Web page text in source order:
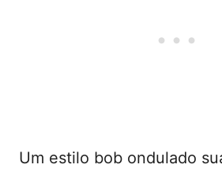
Um estilo bob ondulado